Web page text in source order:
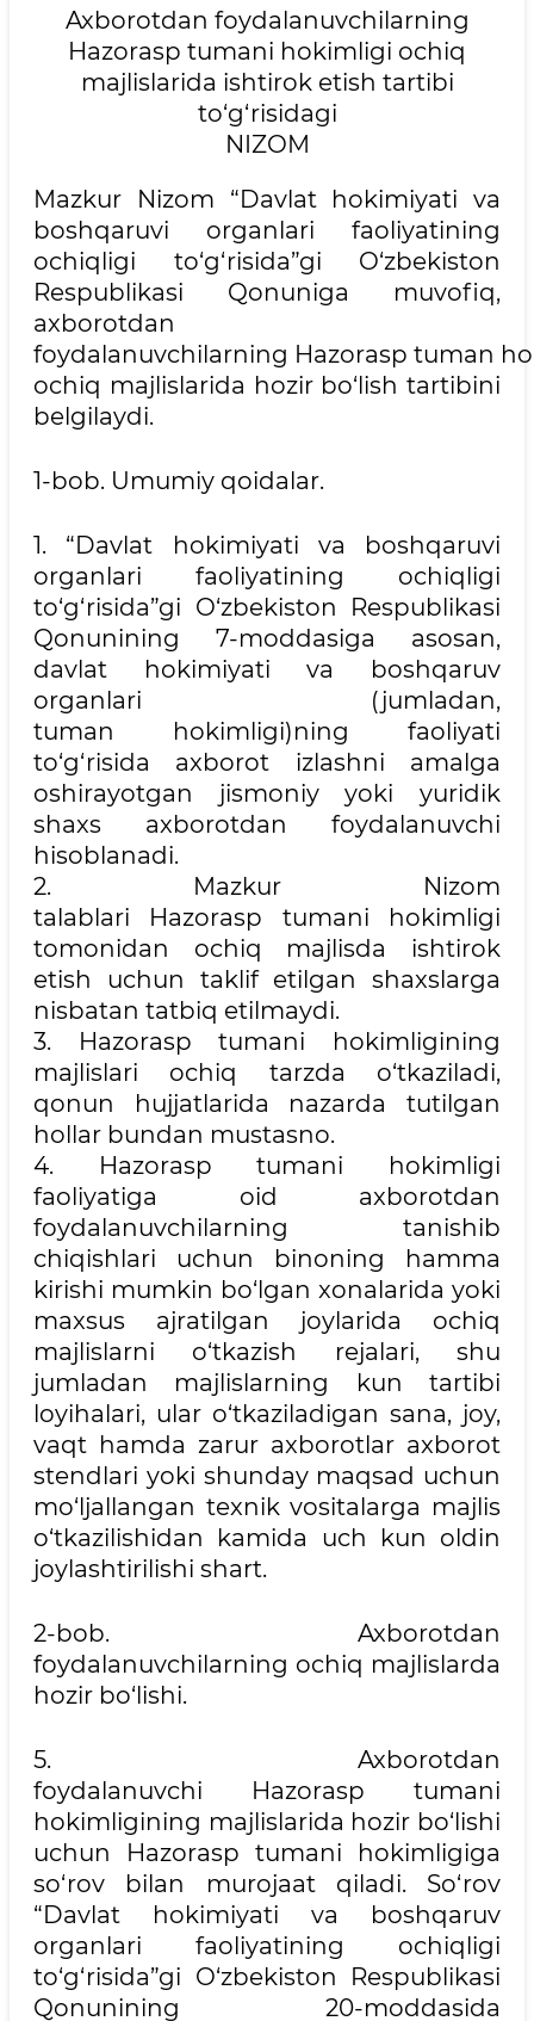
Axborotdan foydalanuvchilarning
Hazorasp tumani hokimligi ochiq
majlislarida ishtirok etish tartibi
to‘g‘risidagi
NIZOM
Mazkur Nizom “Davlat hokimiyati va
boshqaruvi organlari faoliyatining
ochiqligi to‘g‘risida”gi O‘zbekiston
Respublikasi Qonuniga muvofiq,
axborotdan
foydalanuvchilarning Hazorasp tuman
ochiq majlislarida hozir bo‘lish tartibini
belgilaydi.
1-bob. Umumiy qoidalar.
1. “Davlat hokimiyati va boshqaruvi
organlari faoliyatining ochiqligi
to‘g‘risida”gi O‘zbekiston Respublikasi
Qonunining 7-moddasiga asosan,
davlat hokimiyati va boshqaruv
organlari (jumladan,
tuman hokimligi)ning faoliyati
to‘g‘risida axborot izlashni amalga
oshirayotgan jismoniy yoki yuridik
shaxs axborotdan foydalanuvchi
hisoblanadi.
2. Mazkur Nizom
talablari Hazorasp tumani hokimligi
tomonidan ochiq majlisda ishtirok
etish uchun taklif etilgan shaxslarga
nisbatan tatbiq etilmaydi.
3. Hazorasp tumani hokimligining
majlislari ochiq tarzda o‘tkaziladi,
qonun hujjatlarida nazarda tutilgan
hollar bundan mustasno.
4. Hazorasp tumani hokimligi
faoliyatiga oid axborotdan
foydalanuvchilarning tanishib
chiqishlari uchun binoning hamma
kirishi mumkin bo‘lgan xonalarida yoki
maxsus ajratilgan joylarida ochiq
majlislarni o‘tkazish rejalari, shu
jumladan majlislarning kun tartibi
loyihalari, ular o‘tkaziladigan sana, joy,
vaqt hamda zarur axborotlar axborot
stendlari yoki shunday maqsad uchun
mo‘ljallangan texnik vositalarga majlis
o‘tkazilishidan kamida uch kun oldin
joylashtirilishi shart.
2-bob. Axborotdan
foydalanuvchilarning ochiq majlislarda
hozir bo‘lishi.
5. Axborotdan
foydalanuvchi Hazorasp tumani
hokimligining majlislarida hozir bo‘lishi
uchun Hazorasp tumani hokimligiga
so‘rov bilan murojaat qiladi. So‘rov
“Davlat hokimiyati va boshqaruv
organlari faoliyatining ochiqligi
to‘g‘risida”gi O‘zbekiston Respublikasi
Qonunining 20-moddasida